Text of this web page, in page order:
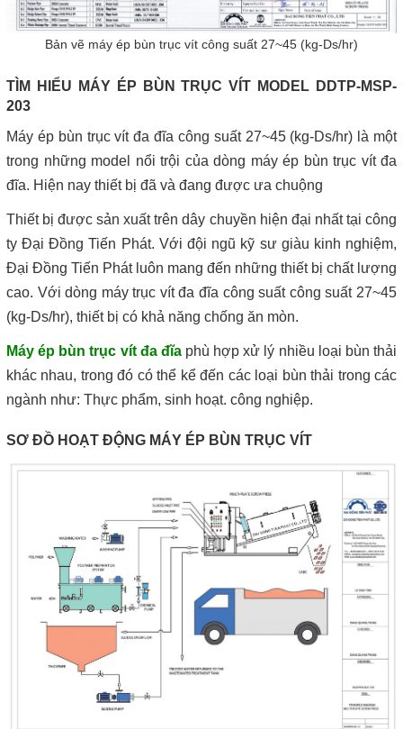
Bản vẽ máy ép bùn trục vít công suất 27~45 (kg-Ds/hr)
TÌM HIỂU MÁY ÉP BÙN TRỤC VÍT MODEL DDTP-MSP-
203
Máy ép bùn trục vít đa đĩa công suất 27~45 (kg-Ds/hr) là một
trong những model nổi trội của dòng máy ép bùn trục vít đa
đĩa. Hiện nay thiết bị đã và đang được ưa chuộng
Thiết bị được sản xuất trên dây chuyền hiện đại nhất tại công
ty Đại Đồng Tiến Phát. Với đội ngũ kỹ sư giàu kinh nghiệm,
Đại Đồng Tiến Phát luôn mang đến những thiết bị chất lượng
cao. Với dòng máy trục vít đa đĩa công suất công suất 27~45
(kg-Ds/hr), thiết bị có khả năng chống ăn mòn.
Máy ép bùn trục vít đa đĩaphù hợp xử lý nhiều loại bùn thải
khác nhau, trong đó có thể kể đến các loại bùn thải trong các
ngành như: Thực phẩm, sinh hoạt. công nghiệp.
SƠ ĐỒ HOẠT ĐỘNG MÁY ÉP BÙN TRỤC VÍT